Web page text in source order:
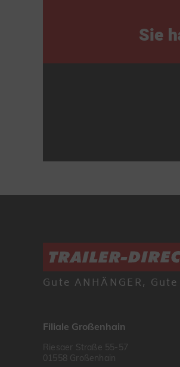
Sie
Gute ANHÄNGER,
Filiale Großenhain
Riesaer Straße 55-57
01558 Großenhain